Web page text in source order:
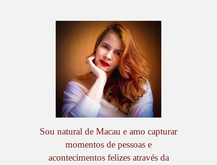
Sou natural de Macau e amo capturar
momentos de pessoas e
acontecimentos felizes através da